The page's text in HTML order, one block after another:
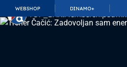
WEBSHOP DINAMO+
TOP_BAR.MembershipSuffix